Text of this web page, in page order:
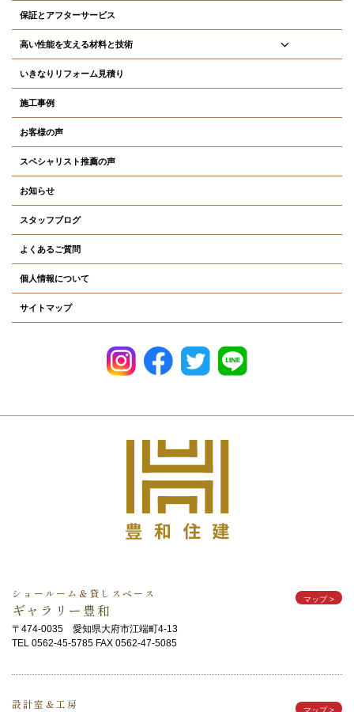
保証とアフターサービス
高い性能を支える材料と技術
いきなりリフォーム見積り
施工事例
お客様の声
スペシャリスト推薦の声
お知らせ
スタッフブログ
よくあるご質問
個人情報について
サイトマップ
ショールーム＆貸しスペース
ギャラリー豊和
〒474-0035 愛知県大府市江端町4-13
TEL 0562-45-5785 FAX 0562-47-5085
マップ >
設計室＆工房 マップ >